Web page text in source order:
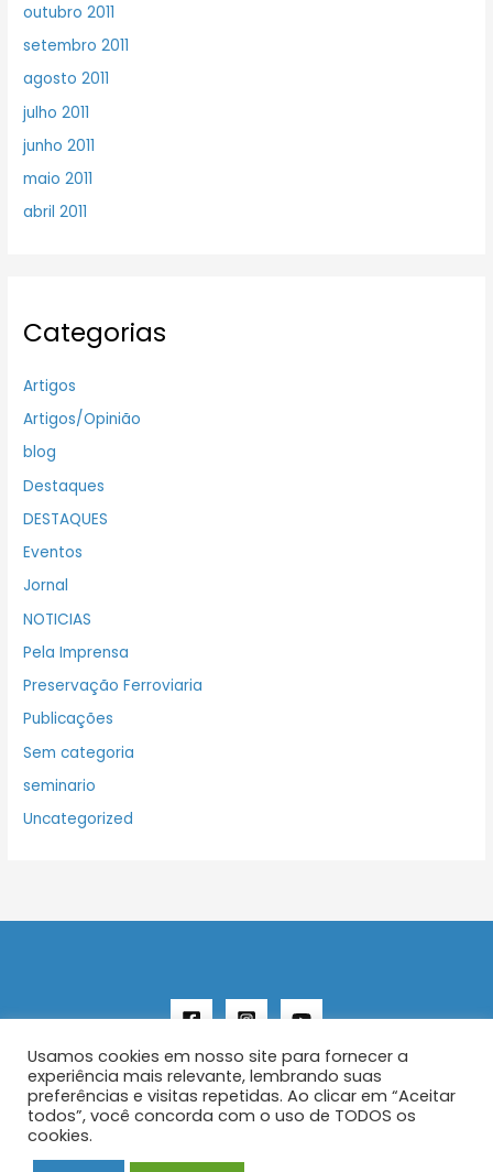
outubro 2011
setembro 2011
agosto 2011
julho 2011
junho 2011
maio 2011
abril 2011
Categorias
Artigos
Artigos/Opinião
blog
Destaques
DESTAQUES
Eventos
Jornal
NOTICIAS
Pela Imprensa
Preservação Ferroviaria
Publicações
Sem categoria
seminario
Uncategorized
Copyright © 2026 AENFER
Construído por IurySan
Usamos cookies em nosso site para fornecer a
experiência mais relevante, lembrando suas
preferências e visitas repetidas. Ao clicar em “Aceitar
todos”, você concorda com o uso de TODOS os
cookies.